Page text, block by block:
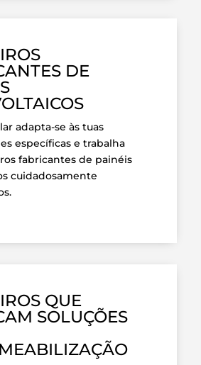
DE
adapta-se às tuas
específicas e trabalha
fabricantes de painéis
cuidadosamente
QUE
SOLUÇÕES